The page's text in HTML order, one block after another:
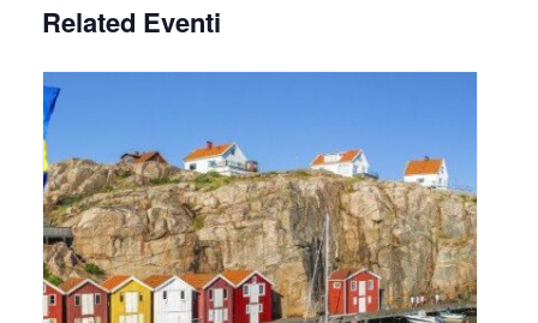
Related Eventi